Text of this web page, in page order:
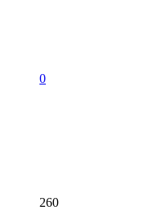
0
260